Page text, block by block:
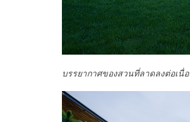
บรรยากาศของสวนที่ลาดลงต่อเนื่